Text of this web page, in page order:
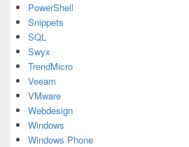
PowerShell
Snippets
SQL
Swyx
TrendMicro
Veeam
VMware
Webdesign
Windows
Windows Phone